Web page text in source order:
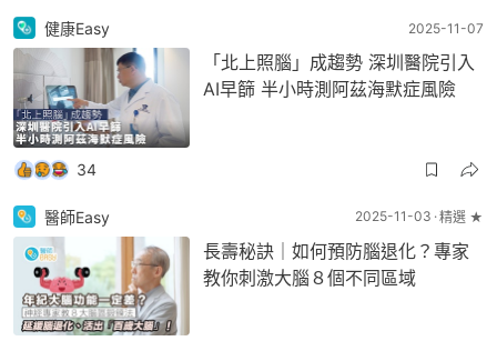
健康Easy 2025-11-07
「北上照腦」成趨勢 深圳醫院引入
AI早篩 半小時測阿茲海默症風險
34
醫師Easy 2025-11-03 精選 ★
長壽秘訣｜如何預防腦退化？專家
教你刺激大腦８個不同區域